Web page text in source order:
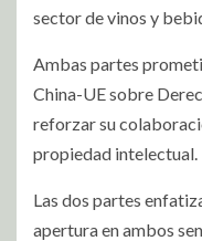
sector de vinos y
Ambas partes
China-UE sobre
reforzar su
propiedad intelectual.
Las dos partes
apertura en ambos